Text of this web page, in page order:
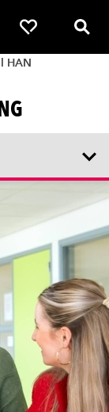
Favorieten
HAN